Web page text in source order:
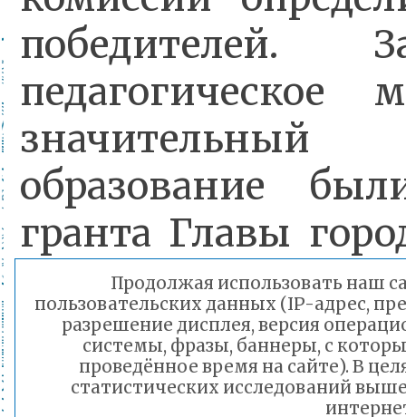
победителей.
педагогическое
образование
гранта Главы
«Город Чита»:
- в
руководитель
Продолжая использовать наш
пользовательских данных (IP-адрес,
разрешение дисплея, версия
системы, фразы, баннеры, с
проведённое время на сайте). В
статистических исследований